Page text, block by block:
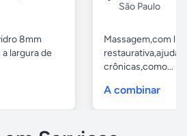
8mm
largura de
São Paulo
Massagem,com
restaurativa,ajuda
crônicas,como...
A combinar